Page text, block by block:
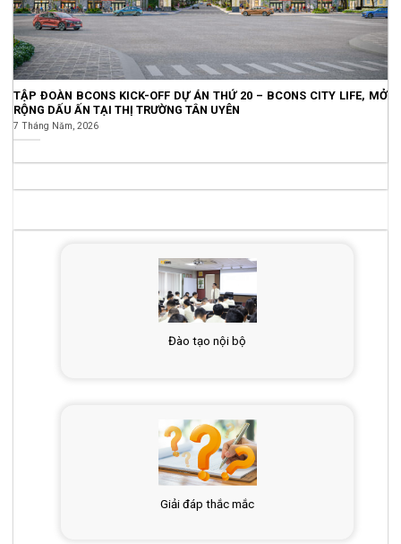
TẬP ĐOÀN BCONS KICK-OFF DỰ ÁN THỨ 20 – BCONS CITY LIFE, MỞ
RỘNG DẤU ẤN TẠI THỊ TRƯỜNG TÂN UYÊN
7 Tháng Năm, 2026
Đào tạo nội bộ
Giải đáp thắc mắc